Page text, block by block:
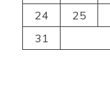
24
25
31